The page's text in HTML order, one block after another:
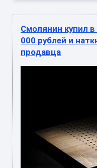
Смолянин купил
000 рублей и
продавца